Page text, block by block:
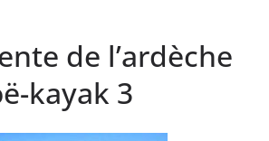
de l’ardèche
kayak 3